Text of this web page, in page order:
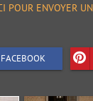
POUR ENVOYER
FACEBOOK